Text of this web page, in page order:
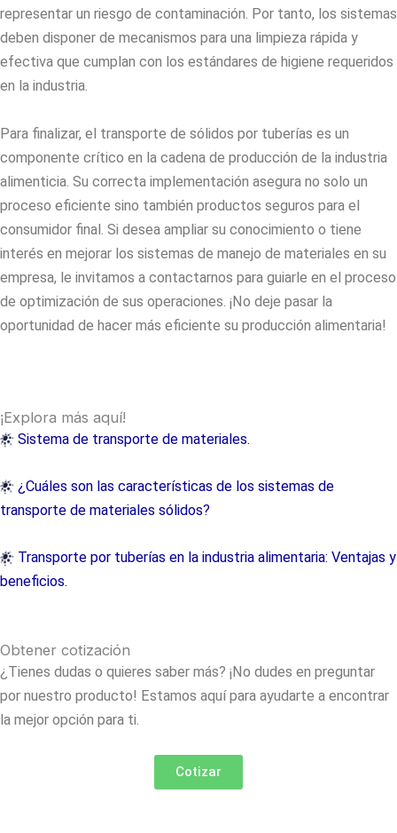
representar un riesgo de contaminación. Por tanto, los sistemas
deben disponer de mecanismos para una limpieza rápida y
efectiva que cumplan con los estándares de higiene requeridos
en la industria.
Para finalizar, el transporte de sólidos por tuberías es un
componente crítico en la cadena de producción de la industria
alimenticia. Su correcta implementación asegura no solo un
proceso eficiente sino también productos seguros para el
consumidor final. Si desea ampliar su conocimiento o tiene
interés en mejorar los sistemas de manejo de materiales en su
empresa, le invitamos a contactarnos para guiarle en el proceso
de optimización de sus operaciones. ¡No deje pasar la
oportunidad de hacer más eficiente su producción alimentaria!
¡Explora más aquí!
Sistema de transporte de materiales.
¿Cuáles son las características de los sistemas de
transporte de materiales sólidos?
Transporte por tuberías en la industria alimentaria: Ventajas y
beneficios.
Obtener cotización
¿Tienes dudas o quieres saber más? ¡No dudes en preguntar
por nuestro producto! Estamos aquí para ayudarte a encontrar
la mejor opción para ti.
Cotizar